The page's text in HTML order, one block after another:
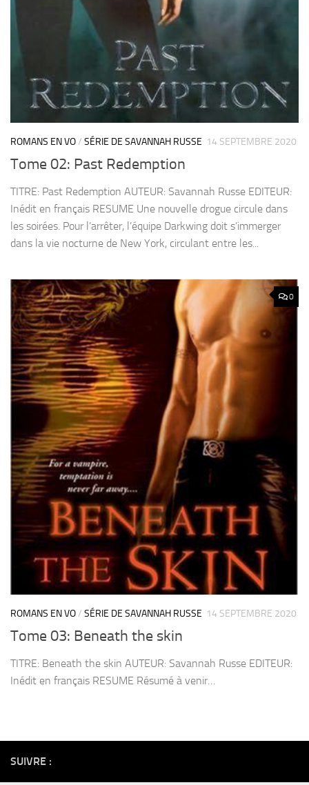
ROMANS EN VO/ SÉRIE DE SAVANNAH RUSSE 14 SEPTEMBRE 2020
Tome 02: Past Redemption
TITRE: Past Redemption AUTEUR: Savannah Russe EDITEUR:
Inédit en français RESUME Une nouvelle drogue circule dans
les soirées. Pour l’arrêter, l’équipe Darkwing doit s’immerger
dans la vie nocturne de New York, circulant entre les...
0
ROMANS EN VO/ SÉRIE DE SAVANNAH RUSSE 14 SEPTEMBRE 2020
Tome 03: Beneath the skin
TITRE: Beneath the skin AUTEUR: Savannah Russe EDITEUR:
Inédit en français RESUME Résumé à venir…
SUIVRE :